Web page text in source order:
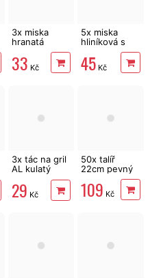
3x miska
hranatá
hliníková na
gril 32,9 x
26,9 cm
33 Kč
5x miska
hliníková s
víčkem 900
ml, 218 x 114
x 54 mm
45 Kč
3x tác na gril
AL kulatý
29 Kč
50x talíř
22cm pevný
109 Kč